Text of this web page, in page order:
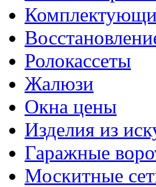
Ролокассеты
Жалюзи
Окна цены
Изделия из
Гаражные
Москитные